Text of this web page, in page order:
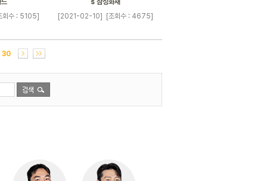
회수 : 5105]
s 삼성화재
[2021-02-10]
[조회수 : 4675]
30